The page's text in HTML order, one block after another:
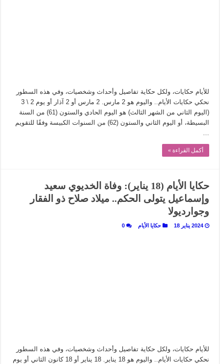
يوم شاهدت زينات صدقي على المسرح وسرحت!
من “عيش السرايا” إلى ذاكرة أم درمان.. حمور زيادة يغزل حكايات البسطاء
للأيام حكايات، ولكل حكاية تفاصيل وأحداث وشخصيات، وفي هذه السطور
نحكي حكايات الأيام.. واليوم هو 2 مارس. 2 مارس أو 2 آذار أو يوم 2 \ 3
(اليوم الثاني من الشهر الثالث) هو اليوم الحادي والستون (61) من السنة
البسيطة، أو اليوم الثاني والستون (62) من السنوات الكبيسة وفقًا للتقويم
أكمل القراءة »
حكايا الأيام (18 يناير): وفاة الخديوي سعيد
وإسماعيل يتولى الحكم.. ميلاد صلاح ذو الفقار
وجوارديولا
2024 يناير 18 حكايا الأيام 0
للأيام حكايات، ولكل حكاية تفاصيل وأحداث وشخصيات، وفي هذه السطور
نحكي حكايات الأيام.. واليوم هو 18 يناير. 18 يناير أو 18 كانون الثاني أو يوم